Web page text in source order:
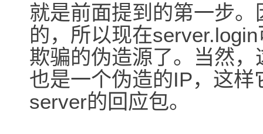
就是前面提到的第一步
的，所以现在
欺骗的伪造源了。当然
也是一个伪造的IP，这样
server的回应包。